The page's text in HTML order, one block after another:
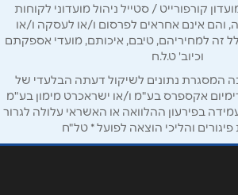
בקשר ל...
קורפורייט / סטייל ניהול מועדוני לקוחות
והם אינם אחראים לפרסום ו/או לעסקה ו/או
זה למחיריהם, טיבם, איכותם, מועדי אספקתם
וכיוב' ט.ל.ח
המסגרת נתונים לשיקול דעתה הבלעדי של
אקספרס בע"מ ו/או ישראכרט מימון בע"מ
בפירעון ההלוואה או האשראי עלולה לגרור
פיגורים והליכי הוצאה לפועל * טל"ח